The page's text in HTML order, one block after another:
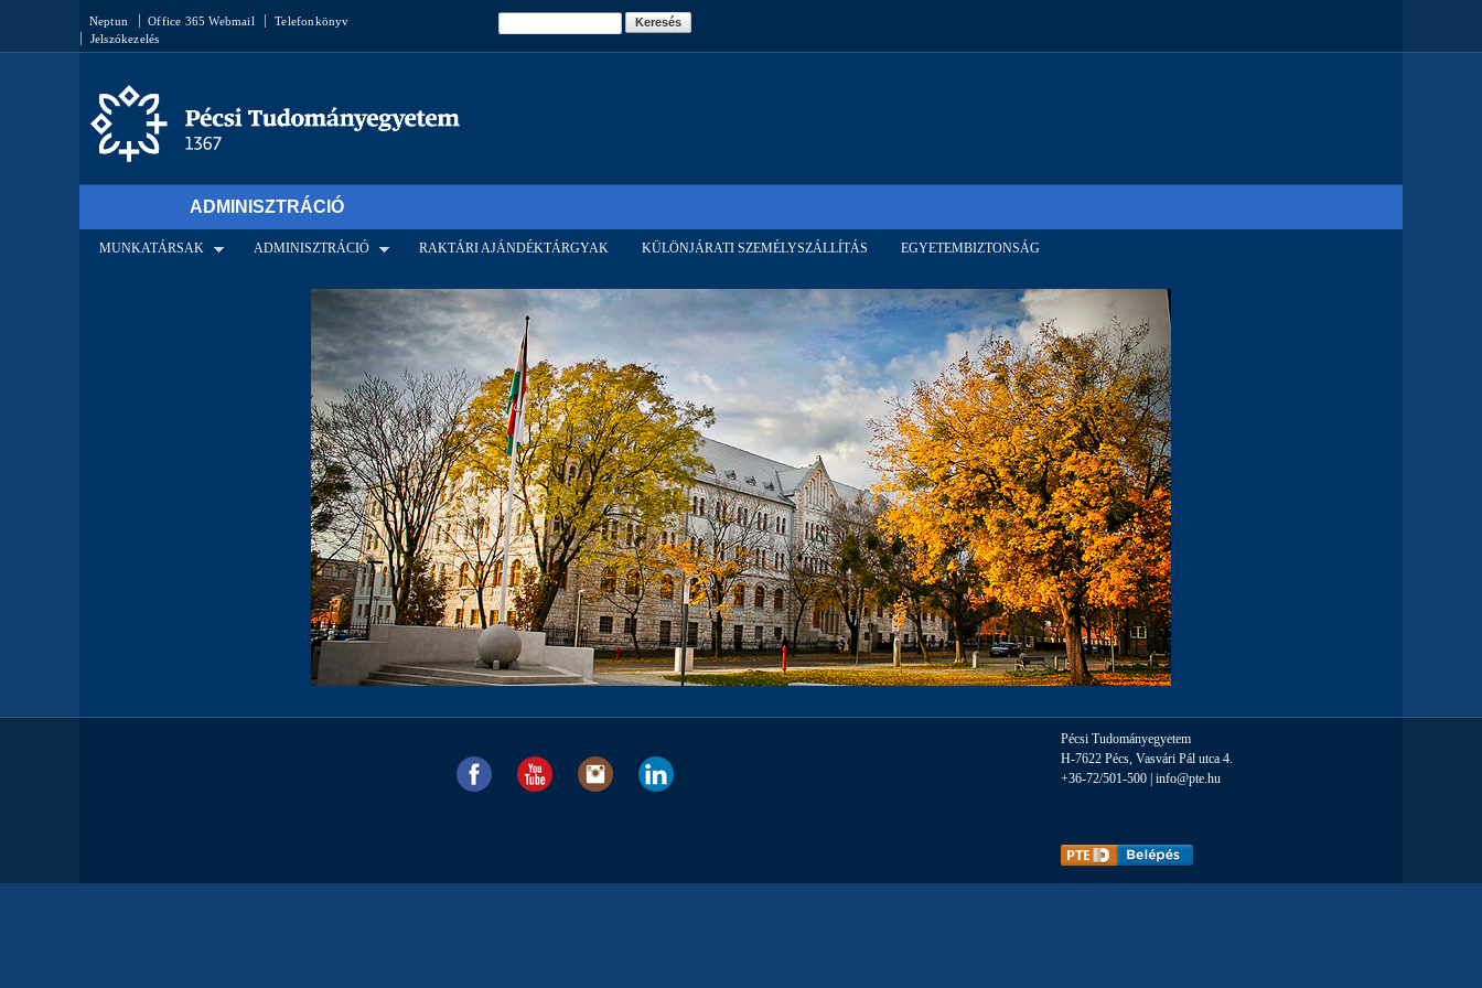
Ugrás a
tartalomra
Neptun Office 365 Webmail
Telefonkönyv
Jelszókezelés
Keresés
ADMINISZTRÁCIÓ
MUNKATÁRSAK ADMINISZTRÁCIÓ RAKTÁRI AJÁNDÉKTÁRGYAK KÜLÖNJÁRATI SZEMÉLYSZÁLLÍTÁS EGYETEMBIZTONSÁG
Pécsi Tudományegyetem
H-7622 Pécs, Vasvári Pál utca 4.
+36-72/501-500 | info@pte.hu